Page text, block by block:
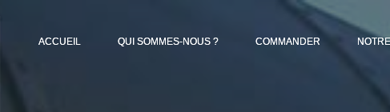
ACCUEIL QUI SOMMES-NOUS ? COMMANDER